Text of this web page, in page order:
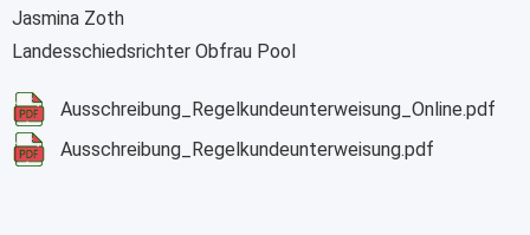
Jasmina Zoth
Landesschiedsrichter Obfrau Pool
Ausschreibung_Regelkundeunterweisung_Online.pdf
Ausschreibung_Regelkundeunterweisung.pdf